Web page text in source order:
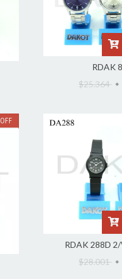
RDAK
$25.364
OFF
RDAK 288D
$28.001